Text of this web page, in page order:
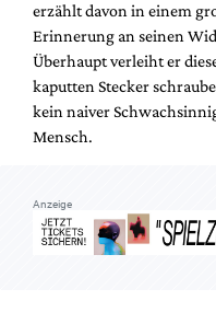
erzählt davon in einem
Erinnerung an seinen
Überhaupt verleiht er
kaputten Stecker
kein naiver
Mensch.
Anzeige